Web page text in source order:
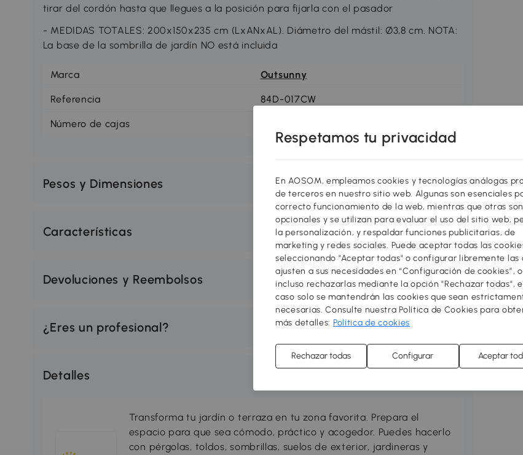
tirar del cordón hasta que llegues a la posición para fijarla con el pasador
- MEDIDAS TOTALES: 200x150x235 cm (LxANxAL). Diámetro del mástil: Ø3,8 cm. NOTA:
La base de la sombrilla de jardín NO está incluida
Marca Outsunny
Referencia 84D-017CW
Número de cajas
Pesos y Dimensiones
Características
Devoluciones y Reembolsos
¿Eres un profesional?
Detalles
Transforma tu jardín o terraza en tu zona favorita. Prepara el
espacio para que sea cómodo, práctico y acogedor. Puedes hacerlo
con pérgolas, toldos, sombrillas, suelos de exterior, jardineras y
Respetamos tu privacidad
En AOSOM, empleamos cookies y tecnologías análogas
de terceros en nuestro sitio web. Algunas son esenciales
correcto funcionamiento de la web, mientras que otras son
opcionales y se utilizan para evaluar el uso del sitio web,
la personalización, y respaldar funciones publicitarias, de
marketing y redes sociales. Puede aceptar todas las
seleccionando "Aceptar todas" o configurar libremente las
ajusten a sus necesidades en “Configuración de cookies”, o
incluso rechazarlas mediante la opción "Rechazar todas",
caso solo se mantendrán las cookies que sean
necesarias. Consulte nuestra Política de Cookies para
más detalles: Política de cookies
Rechazar todas Configurar Aceptar